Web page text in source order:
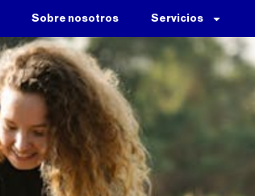
Sobre nosotros Servicios